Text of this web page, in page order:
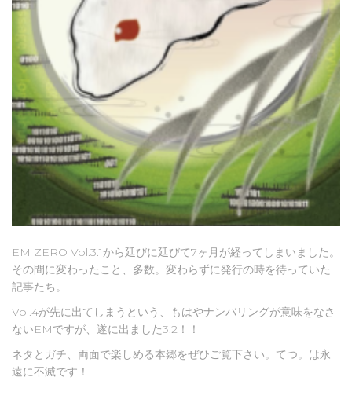
EM ZERO Vol.3.1から延びに延びて7ヶ月が経ってしまいました。
その間に変わったこと、多数。変わらずに発行の時を待っていた
記事たち。
Vol.4が先に出てしまうという、もはやナンバリングが意味をなさ
ないEMですが、遂に出ました3.2！！
ネタとガチ、両面で楽しめる本郷をぜひご覧下さい。てつ。は永
遠に不滅です！